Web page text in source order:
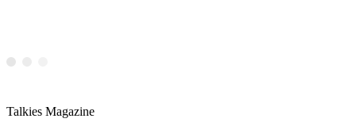
Talkies Magazine